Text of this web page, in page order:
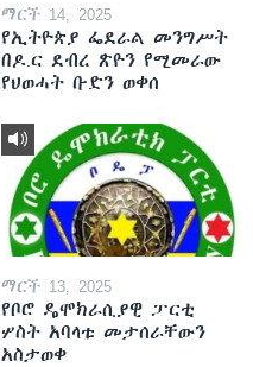
ማርች 14, 2025
የኢትዮጵያ ፌደራል መንግሥት
በዶ.ር ደብረ ጽዮን የሚመራው
የህወሓት ቡድን ወቀሰ
ማርች 13, 2025
የቦሮ ዴሞክራሲያዊ ፓርቲ
ሦስት አባላቱ መታሰራቸውን
አስታወቀ